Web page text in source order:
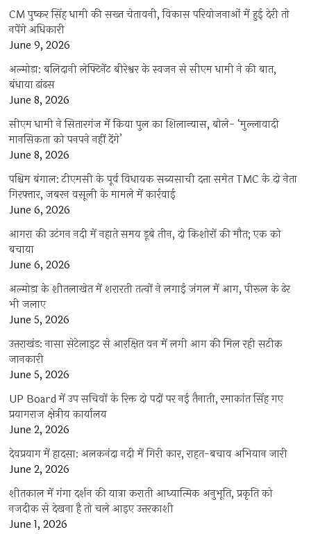
CM पुष्कर सिंह धामी की सख्त चेतावनी, विकास परियोजनाओं में हुई देरी तो
नपेंगे अधिकारी
June 9, 2026
अल्मोड़ा: बलिदानी लेफ्टिनेंट बीरेश्वर के स्वजन से सीएम धामी ने की बात,
बंधाया ढांढस
June 8, 2026
सीएम धामी ने सितारगंज में किया पुल का शिलान्यास, बोले- ‘मुल्लावादी
मानसिकता को पनपने नहीं देंगे’
June 8, 2026
पश्चिम बंगाल: टीएमसी के पूर्व विधायक सब्यसाची दत्ता समेत TMC के दो नेता
गिरफ्तार, जबरन वसूली के मामले में कार्रवाई
June 6, 2026
आगरा की उटंगन नदी में नहाते समय डूबे तीन, दो किशोरों की मौत; एक को
बचाया
June 6, 2026
अल्मोड़ा के शीतलाखेत में शरारती तत्वों ने लगाई जंगल में आग, पीरूल के ढेर
भी जलाए
June 5, 2026
उत्तराखंड: नासा सेटेलाइट से आरक्षित वन में लगी आग की मिल रही सटीक
जानकारी
June 5, 2026
UP Board में उप सचिवों के रिक्त दो पदों पर नई तैनाती, रमाकांत सिंह गए
प्रयागराज क्षेत्रीय कार्यालय
June 2, 2026
देवप्रयाग में हादसा: अलकनंदा नदी में गिरी कार, राहत-बचाव अभियान जारी
June 2, 2026
शीतकाल में गंगा दर्शन की यात्रा कराती आध्यात्मिक अनुभूति, प्रकृति को
नजदीक से देखना है तो चले आइए उत्तरकाशी
June 1, 2026